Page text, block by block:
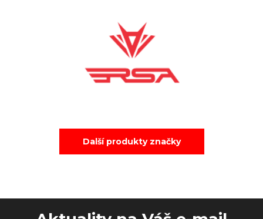
Další produkty značky